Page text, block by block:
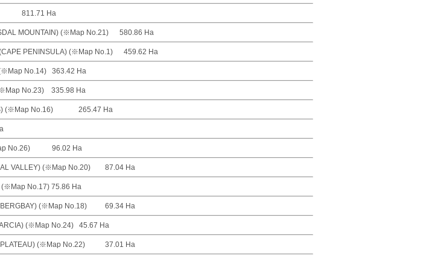
811.71 Ha
MOUNTAIN) (※Map No.21) 580.86 Ha
PENINSULA) (※Map No.1) 459.62 Ha
(※Map No.14) 363.42 Ha
No.23) 335.98 Ha
(※Map No.16) 265.47 Ha
No.26) 96.02 Ha
VALLEY) (※Map No.20) 87.04 Ha
(※Map No.17) 75.86 Ha
(※Map No.18) 69.34 Ha
(※Map No.24) 45.67 Ha
(※Map No.22) 37.01 Ha